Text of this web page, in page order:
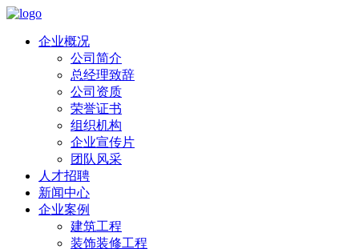
企业概况
公司简介
总经理致辞
公司资质
荣誉证书
组织机构
企业宣传片
团队风采
人才招聘
新闻中心
企业案例
建筑工程
装饰装修工程